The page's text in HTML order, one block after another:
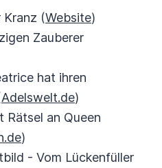
Kranz (Website)
Zauberer
hat ihren
Adelswelt.de)
Rätsel an Queen
)
- Vom Lückenfüller